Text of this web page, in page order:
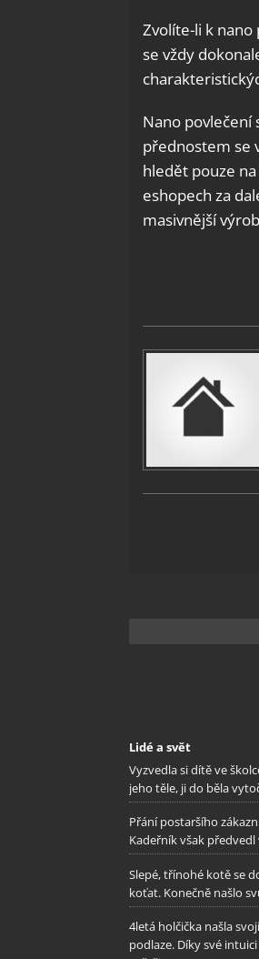
Zvolíte-li k nano
se vždy
Nano povlečení
přednostem se
hledět pouze
eshopech za
masivnější
Lidé a svět
Vyzvedla si dítě ve
jeho těle, ji do běla
Přání postaršího
Kadeřník však
Slepé, třínohé kotě se
koťat. Konečně našlo
4letá holčička našla
podlaze. Díky své